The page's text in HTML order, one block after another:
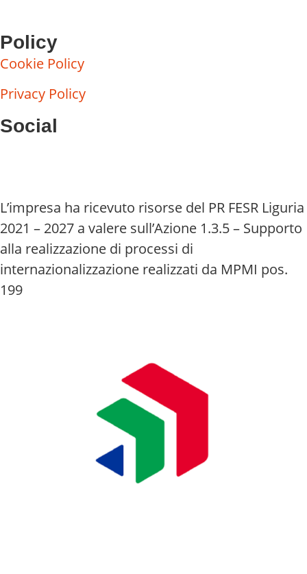
Policy
Cookie Policy
Privacy Policy
Social
L’impresa ha ricevuto risorse del PR FESR Liguria
2021 – 2027 a valere sull’Azione 1.3.5 – Supporto
alla realizzazione di processi di
internazionalizzazione realizzati da MPMI pos.
199